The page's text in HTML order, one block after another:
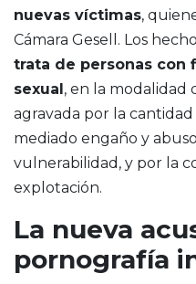
nuevas víctimas,
Cámara Gesell. Los
trata de personas con
sexual, en la modalidad
agravada por la
mediado engaño y
vulnerabilidad, y por la
explotación.
La nueva
pornografía